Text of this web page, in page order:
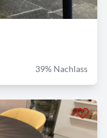
39% Nachlass